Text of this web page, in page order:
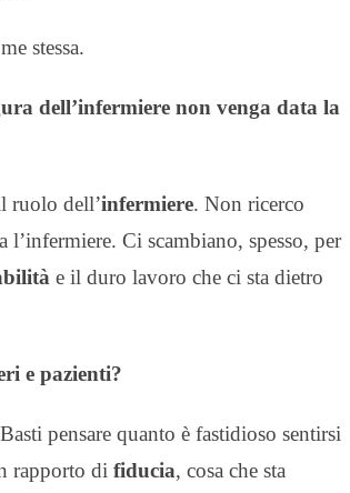
stessa.
dell’infermiere non venga data la
ruolo dell’infermiere. Non ricerco
Ci scambiano, spesso, per
e il duro lavoro che ci sta dietro
e pazienti?
pensare quanto è fastidioso sentirsi
rapporto di fiducia, cosa che sta